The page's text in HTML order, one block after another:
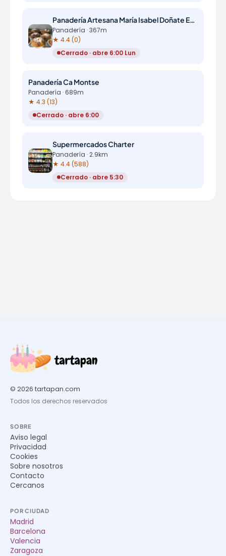
Panadería Artesana María Isabel Doñate Escobedo casa fundada en 1850
Panadería · 367m
★ 4.4 (0)
Cerrado · abre 6:00 Lun
Panadería Ca Montse
Panadería · 689m
★ 4.3 (13)
Cerrado · abre 6:00
Supermercados Charter
Panadería · 2.9km
★ 4.4 (588)
Cerrado · abre 5:30
© 2026 tartapan.com
Todos los derechos reservados
SOBRE
Aviso legal
Privacidad
Cookies
Sobre nosotros
Contacto
Cercanos
POR CIUDAD
Madrid
Barcelona
Valencia
Zaragoza